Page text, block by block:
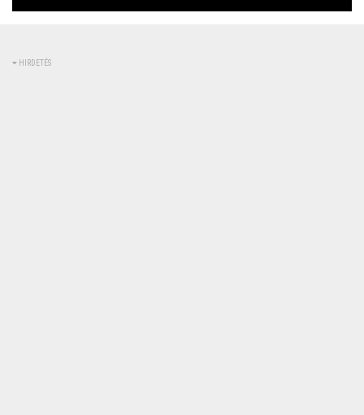
kikapcsolva
0%
0%
HIRDETÉS